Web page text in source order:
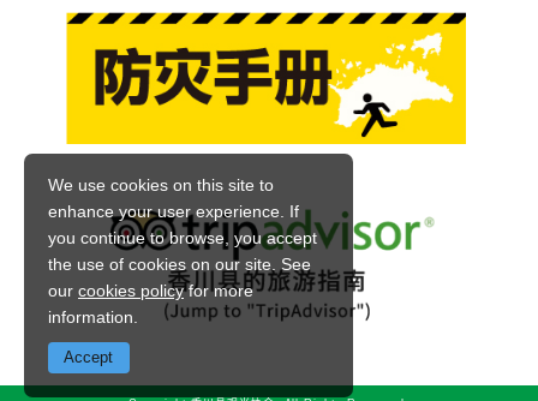
We use cookies on this site to
enhance your user experience. If
you continue to browse, you accept
the use of cookies on our site. See
our cookies policyfor more
information.
Accept